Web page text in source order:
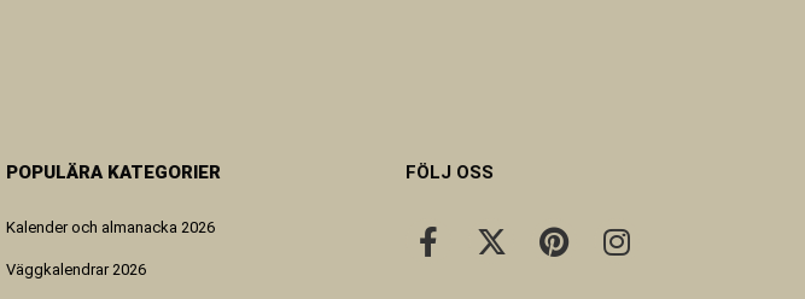
POPULÄRA KATEGORIER
Kalender och almanacka 2026
Väggkalendrar 2026
FÖLJ OSS